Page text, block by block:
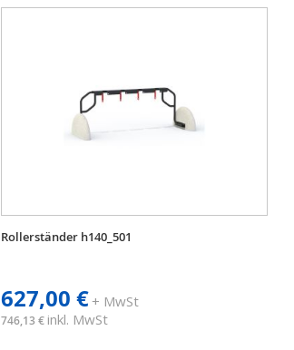
Rollerständer h140_501
627,00 €+ MwSt
746,13 € inkl. MwSt